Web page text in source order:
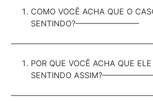
COMO VOCÊ ACHA QUE O
SENTINDO?————————
POR QUE VOCÊ ACHA QUE
SENTINDO